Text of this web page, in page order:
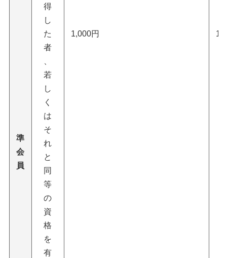
準
会
員
得
し
た
者
若
し
く
は
そ
れ
と
同
等
の
資
格
を
有
1,000円